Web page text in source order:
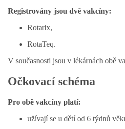
Registrovány jsou dvě vakcíny:
Rotarix,
RotaTeq.
V současnosti jsou v lékárnách obě
Očkovací schéma
Pro obě vakcíny platí:
užívají se u dětí od 6 týdnů